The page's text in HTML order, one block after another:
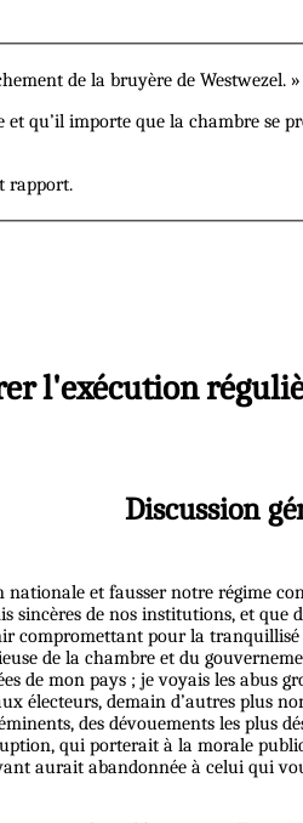
de la bruyère de Westwezel. »
qu’il importe que la chambre
rapport.
l'exécution
Discussion
et fausser notre régime
sincères de nos institutions, et
pour la
de la chambre et du
de mon pays ; je voyais les abus
électeurs, demain d’autres plus
des dévouements les
qui porterait à la morale
aurait abandonnée à celui qui